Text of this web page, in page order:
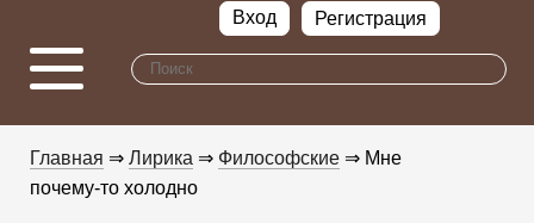
Вход Регистрация
Главная ⇒ Лирика ⇒ Философские ⇒ Мне
почему-то холодно